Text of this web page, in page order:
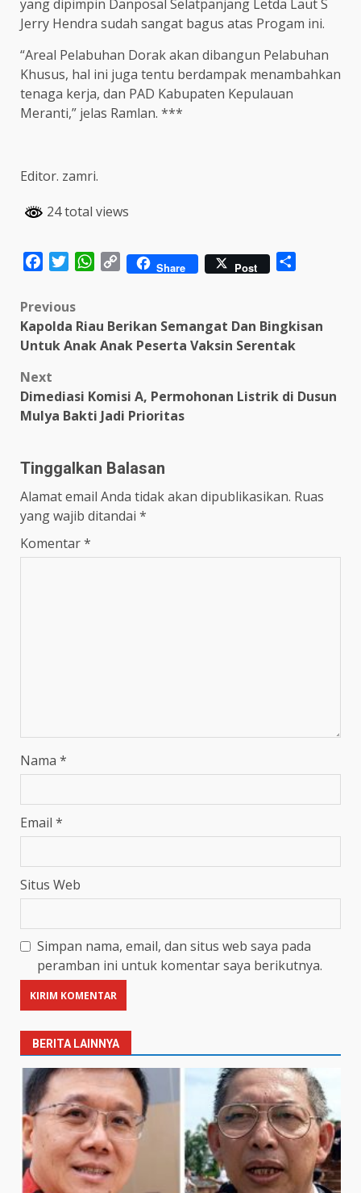
yang dipimpin Danposal Selatpanjang Letda Laut S
Jerry Hendra sudah sangat bagus atas Progam ini.
“Areal Pelabuhan Dorak akan dibangun Pelabuhan
Khusus, hal ini juga tentu berdampak menambahkan
tenaga kerja, dan PAD Kabupaten Kepulauan
Meranti,” jelas Ramlan. ***
Editor. zamri.
24 total views
FacebookTwitterWhatsApp
Copy Share Post
Post
navigation
Previous
Kapolda Riau Berikan Semangat Dan Bingkisan
Untuk Anak Anak Peserta Vaksin Serentak
Next
Dimediasi Komisi A, Permohonan Listrik di Dusun
Mulya Bakti Jadi Prioritas
Tinggalkan Balasan
Alamat email Anda tidak akan dipublikasikan. Ruas
yang wajib ditandai *
Komentar*
Nama *
Email *
Situs Web
Simpan nama, email, dan situs web saya pada
peramban ini untuk komentar saya berikutnya.
BERITA LAINNYA